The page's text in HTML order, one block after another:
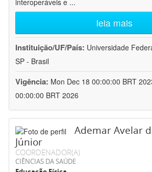
interoperáveis e ...
leia mais
Instituição/UF/País: Universidade
SP - Brasil
Vigência: Mon Dec 18 00:00:00 BRT
00:00:00 BRT 2026
Ademar Avelar
Júnior
COORDENADOR(A)
CIÊNCIAS DA SAÚDE